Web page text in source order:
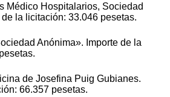
Médico Hospitalarios, Sociedad
la licitación: 33.046 pesetas.
Anónima». Importe de la
de Josefina Puig Gubianes.
66.357 pesetas.